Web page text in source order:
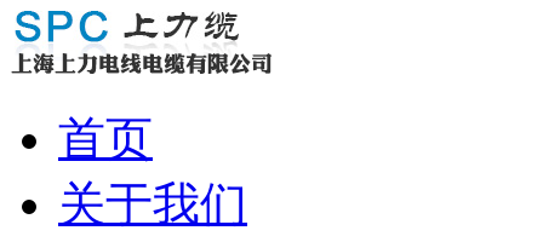
首页
关于我们